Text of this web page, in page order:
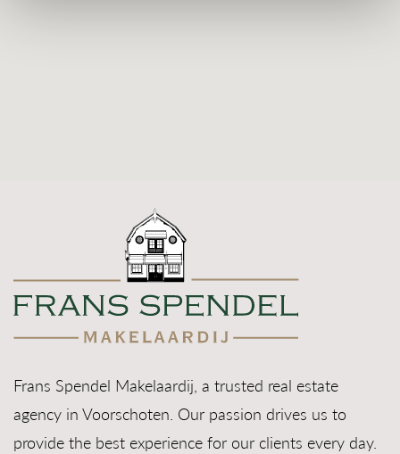
Frans Spendel Makelaardij, a trusted real estate
agency in Voorschoten. Our passion drives us to
provide the best experience for our clients every day.